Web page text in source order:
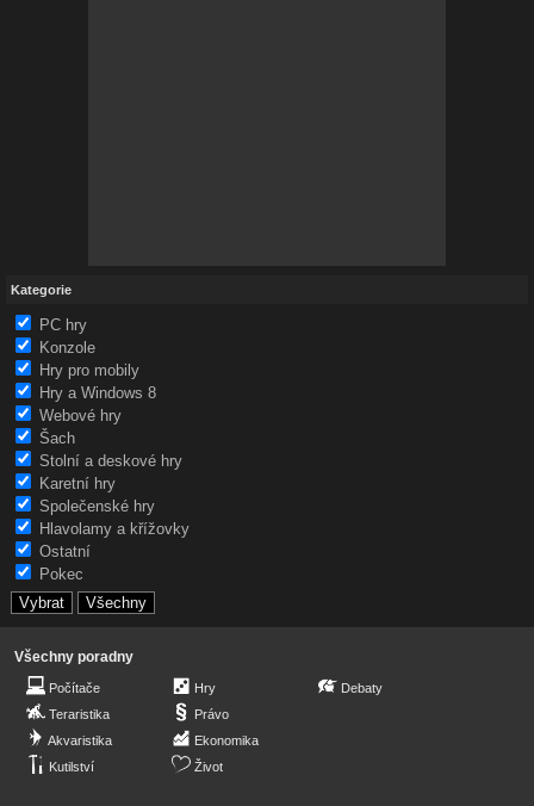
Kategorie
PC hry
Konzole
Hry pro mobily
Hry a Windows 8
Webové hry
Šach
Stolní a deskové hry
Karetní hry
Společenské hry
Hlavolamy a křížovky
Ostatní
Pokec
Všechny poradny
Počítače
Teraristika
Akvaristika
Kutilství
Hry
Právo
Ekonomika
Život
Debaty